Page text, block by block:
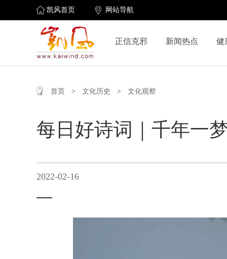
凯风首页 网站导航
正信克邪 新闻热点 健
首页 > 文化历史 > 文化观察
每日好诗词｜千年一
2022-02-16